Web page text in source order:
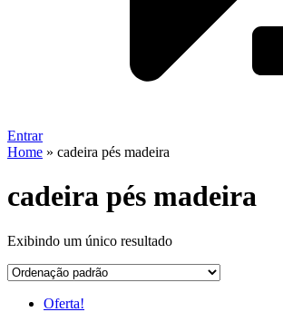
Entrar
Home » cadeira pés madeira
cadeira pés madeira
Exibindo um único resultado
Oferta!